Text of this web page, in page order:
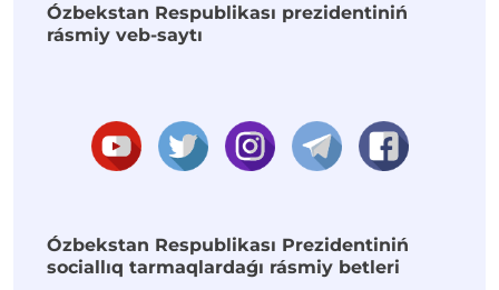
Ózbekstan Respublikası prezidentiniń
rásmiy veb-saytı
Ózbekstan Respublikası Prezidentiniń
sociallıq tarmaqlardaǵı rásmiy betleri